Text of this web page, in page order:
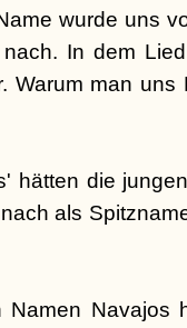
wurde uns
In dem
Warum man
hätten die
als
Namen Navajos